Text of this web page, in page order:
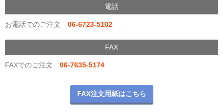
電話
お電話でのご注文 06-6723-5102
FAX
FAXでのご注文 06-7635-5174
FAX注文用紙はこちら